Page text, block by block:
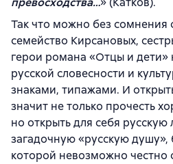
Так что можно без сомнения
семейство Кирсановых,
герои романа «Отцы и дети»
русской словесности и
знаками, типажами. И
значит не только прочесть
но открыть для себя русскую
загадочную «русскую
которой невозможно честно